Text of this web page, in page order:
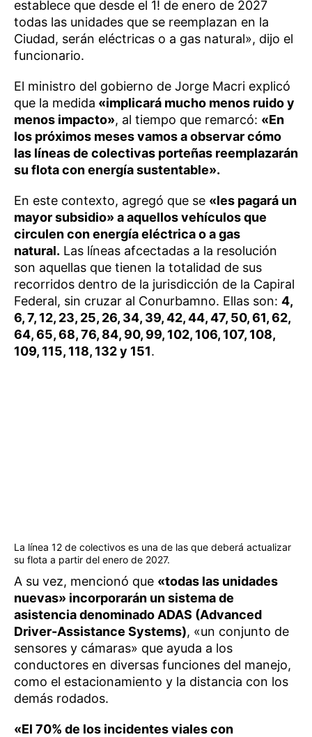
establece que desde el 1! de enero de 2027
todas las unidades que se reemplazan en la
Ciudad, serán eléctricas o a gas natural», dijo el
funcionario.
El ministro del gobierno de Jorge Macri explicó
que la medida «implicará mucho menos ruido y
menos impacto», al tiempo que remarcó: «En
los próximos meses vamos a observar cómo
las líneas de colectivas porteñas reemplazarán
su flota con energía sustentable».
En este contexto, agregó que se «les pagará un
mayor subsidio» a aquellos vehículos que
circulen con energía eléctrica o a gas
natural. Las líneas afcectadas a la resolución
son aquellas que tienen la totalidad de sus
recorridos dentro de la jurisdicción de la Capiral
Federal, sin cruzar al Conurbamno. Ellas son: 4,
6, 7, 12, 23, 25, 26, 34, 39, 42, 44, 47, 50, 61, 62,
64, 65, 68, 76, 84, 90, 99, 102, 106, 107, 108,
109, 115, 118, 132 y 151.
La línea 12 de colectivos es una de las que deberá actualizar
su flota a partir del enero de 2027.
A su vez, mencionó que «todas las unidades
nuevas» incorporarán un sistema de
asistencia denominado ADAS (Advanced
Driver-Assistance Systems), «un conjunto de
sensores y cámaras» que ayuda a los
conductores en diversas funciones del manejo,
como el estacionamiento y la distancia con los
demás rodados.
«El 70% de los incidentes viales con